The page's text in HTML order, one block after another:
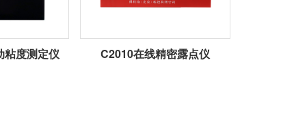
粘度测定仪 C2010在线精密露点仪